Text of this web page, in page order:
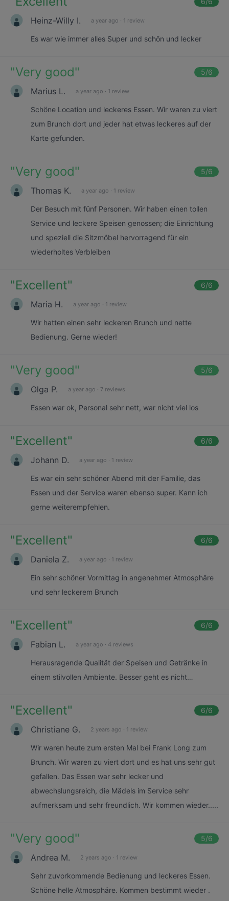
Heinz-Willy I. a year ago · 1 review
Es war wie immer alles Super und schön und lecker
"Very good" 5/6
Marius L. a year ago · 1 review
Schöne Location und leckeres Essen. Wir waren zu viert
zum Brunch dort und jeder hat etwas leckeres auf der
Karte gefunden.
"Very good" 5/6
Thomas K. a year ago · 1 review
Der Besuch mit fünf Personen. Wir haben einen tollen
Service und leckere Speisen genossen; die Einrichtung
und speziell die Sitzmöbel hervorragend für ein
wiederholtes Verbleiben
"Excellent" 6/6
Maria H. a year ago · 1 review
Wir hatten einen sehr leckeren Brunch und nette
Bedienung. Gerne wieder!
"Very good" 5/6
Olga P. a year ago · 7 reviews
Essen war ok, Personal sehr nett, war nicht viel los
"Excellent" 6/6
Johann D. a year ago · 1 review
Es war ein sehr schöner Abend mit der Familie, das
Essen und der Service waren ebenso super. Kann ich
gerne weiterempfehlen.
"Excellent" 6/6
Daniela Z. a year ago · 1 review
Ein sehr schöner Vormittag in angenehmer Atmosphäre
und sehr leckerem Brunch
"Excellent" 6/6
Fabian L. a year ago · 4 reviews
Herausragende Qualität der Speisen und Getränke in
einem stilvollen Ambiente. Besser geht es nicht…
"Excellent" 6/6
Christiane G. 2 years ago · 1 review
Wir waren heute zum ersten Mal bei Frank Long zum
Brunch. Wir waren zu viert dort und es hat uns sehr gut
gefallen. Das Essen war sehr lecker und
abwechslungsreich, die Mädels im Service sehr
aufmerksam und sehr freundlich. Wir kommen wieder.....
"Very good" 5/6
Andrea M. 2 years ago · 1 review
Sehr zuvorkommende Bedienung und leckeres Essen.
Schöne helle Atmosphäre. Kommen bestimmt wieder .